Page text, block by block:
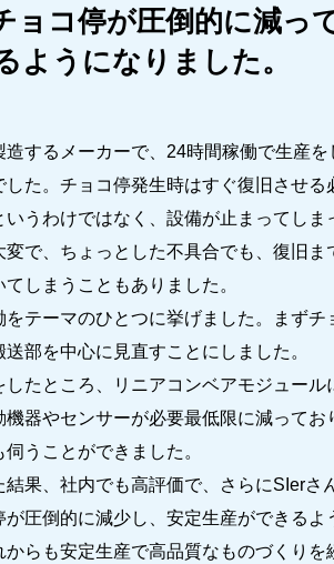
ョコ停が圧倒的に減っ
ようになりました。
するメーカーで、24時間稼働で生産を
た。チョコ停発生時はすぐ復旧させ
うわけではなく、設備が止まってし
で、ちょっとした不具合でも、復旧
しまうこともありました。
テーマのひとつに挙げました。まず
部を中心に見直すことにしました。
たところ、リニアコンベアモジュール
器やセンサーが必要最低限に減って
うことができました。
果、社内でも高評価で、さらにSIerさ
圧倒的に減少し、安定生産ができる
らも安定生産で高品質なものづくりを